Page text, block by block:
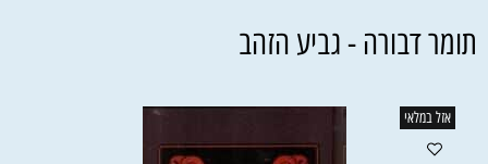
תומר דבורה - גביע הזהב
אזל במלאי